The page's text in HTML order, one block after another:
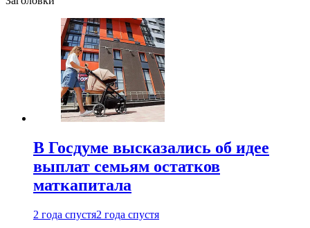
В Госдуме высказались об идее
выплат семьям остатков
маткапитала
2 года спустя2 года спустя